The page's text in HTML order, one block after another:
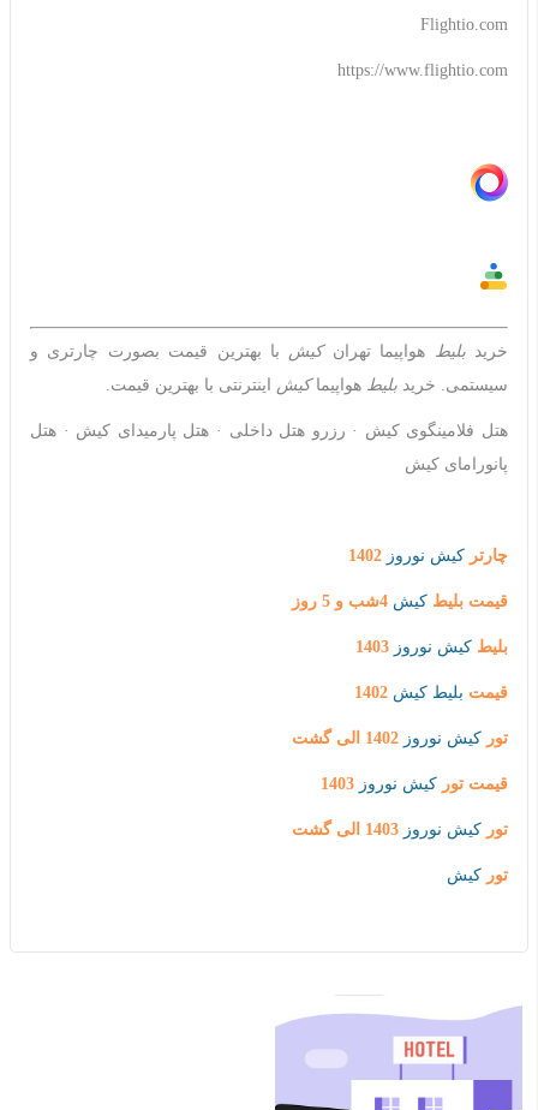
Flightio.com
https://www.flightio.com
خریدبلیط هواپیما تهرانکیش با بهترین قیمت بصورت چارتری و
سیستمی. خرید بلیط هواپیماکیش اینترنتی با بهترین قیمت.
‎هتل فلامینگوی کیش · ‎رزرو هتل داخلی · ‎هتل پارمیدای کیش · ‎هتل
پانورامای کیش
چارتر کیش نوروز 1402
قیمت بلیط کیش 4شب و 5 روز
بلیط کیش نوروز 1403
قیمت بلیط کیش 1402
تور کیش نوروز 1402 الی گشت
قیمت تور کیش نوروز 1403
تور کیش نوروز 1403 الی گشت
تور کیش